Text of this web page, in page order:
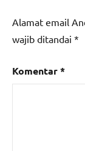
Alamat email
wajib ditandai *
Komentar*